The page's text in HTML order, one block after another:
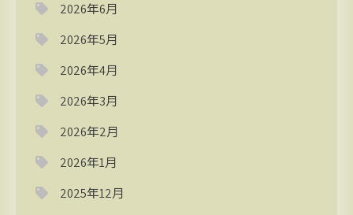
2026年6月
2026年5月
2026年4月
2026年3月
2026年2月
2026年1月
2025年12月